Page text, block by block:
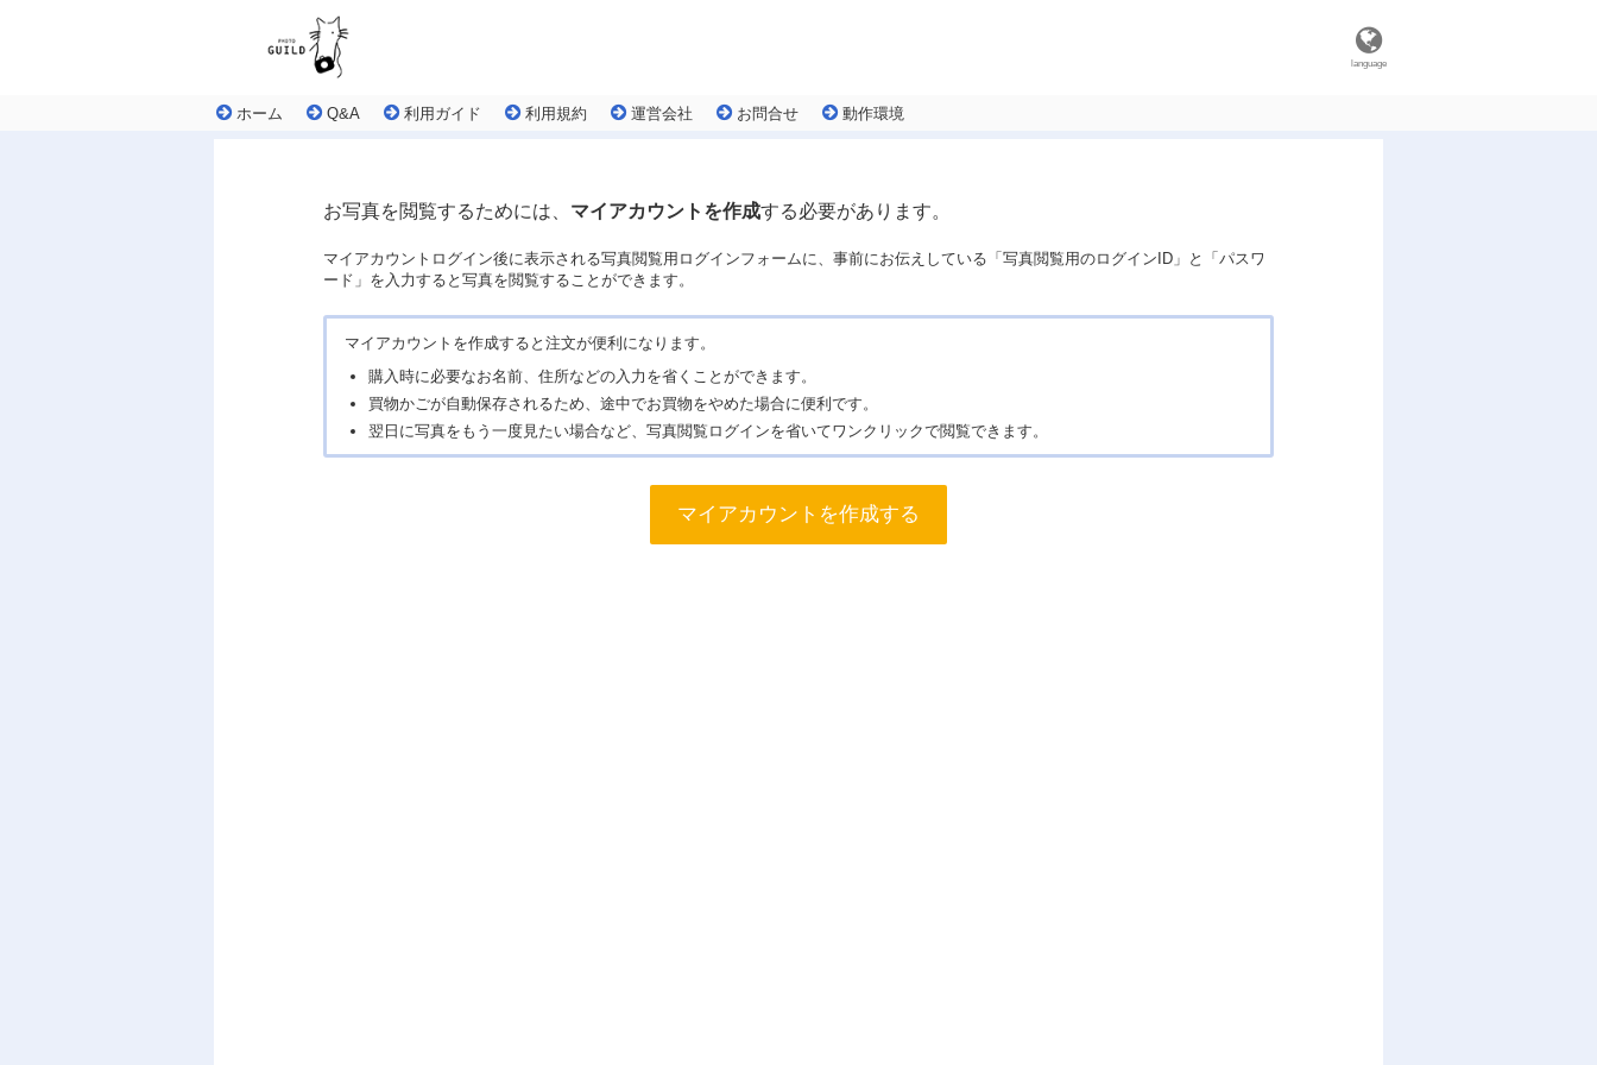
language
ホーム Q&A 利用ガイド 利用規約 運営会社 お問合せ 動作環境
お写真を閲覧するためには、 マイアカウントを作成する必要があります。
マイアカウントログイン後に表示される写真閲覧用ログインフォームに、事前にお伝えしている「写真閲覧用のログインID」と「パスワ
ード」を入力すると写真を閲覧することができます。
マイアカウントを作成すると注文が便利になります。
購入時に必要なお名前、住所などの入力を省くことができます。
買物かごが自動保存されるため、途中でお買物をやめた場合に便利です。
翌日に写真をもう一度見たい場合など、写真閲覧ログインを省いてワンクリックで閲覧できます。